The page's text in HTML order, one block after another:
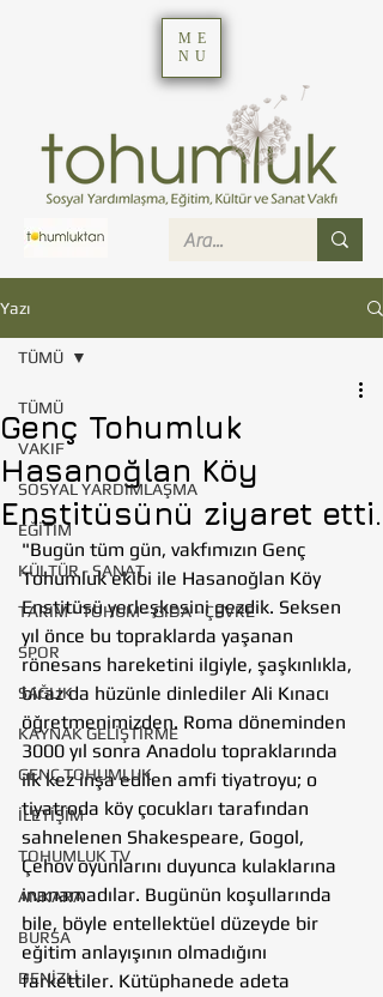
ME
NU
Yazı
TÜMÜ
VAKIF
SOSYAL YARDIMLAŞMA
EĞİTİM
KÜLTÜR - SANAT
TARIM - TOHUM - GIDA - ÇEVRE
SPOR
SAĞLIK
KAYNAK GELİŞTİRME
GENÇ TOHUMLUK
İLETİŞİM
TOHUMLUK TV
ANKARA
BURSA
DENİZLİ
TÜMÜ
Genç Tohumluk
Hasanoğlan Köy
Enstitüsünü ziyaret etti.
"Bugün tüm gün, vakfımızın Genç
Tohumluk ekibi ile Hasanoğlan Köy
Enstitüsü yerleşkesini gezdik. Seksen
yıl önce bu topraklarda yaşanan
rönesans hareketini ilgiyle, şaşkınlıkla,
biraz da hüzünle dinlediler Ali Kınacı
öğretmenimizden. Roma döneminden
3000 yıl sonra Anadolu topraklarında
ilk kez inşa edilen amfi tiyatroyu; o
tiyatroda köy çocukları tarafından
sahnelenen Shakespeare, Gogol,
Çehov oyunlarını duyunca kulaklarına
inanamadılar. Bugünün koşullarında
bile, böyle entellektüel düzeyde bir
eğitim anlayışının olmadığını
farkettiler. Kütüphanede adeta